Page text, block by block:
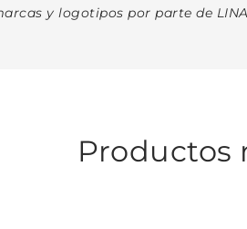
y logotipos por parte de
Productos